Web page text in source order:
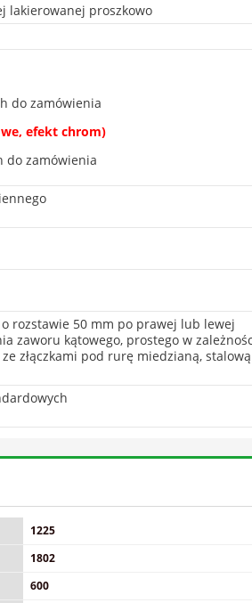
lakierowanej proszkowo
do zamówienia
efekt chrom)
do zamówienia
rozstawie 50 mm po prawej lub lewej
zaworu kątowego, prostego w
złączkami pod rurę miedzianą, stalową
1225
1802
600